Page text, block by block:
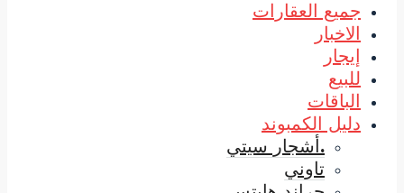
جميع العقارات
الاخبار
إيجار
للبيع
الباقات
دليل الكمبوند
.أشجار سيتي
تاوني